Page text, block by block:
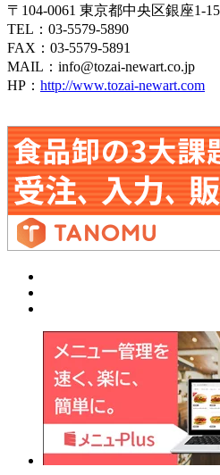
〒104-0061 東京都中央区銀座1-
TEL：03-5579-5890
FAX：03-5579-5891
MAIL：info@tozai-newart.co.jp
HP： http://www.tozai-newart.com